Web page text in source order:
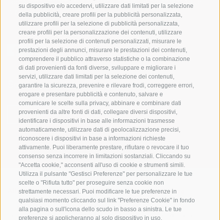
su dispositivo e/o accedervi, utilizzare dati limitati per la selezione
della pubblicità, creare profili per la pubblicità personalizzata,
utilizzare profili per la selezione di pubblicità personalizzata,
creare profili per la personalizzazione dei contenuti, utilizzare
profili per la selezione di contenuti personalizzati, misurare le
prestazioni degli annunci, misurare le prestazioni dei contenuti,
comprendere il pubblico attraverso statistiche o la combinazione
di dati provenienti da fonti diverse, sviluppare e migliorare i
servizi, utilizzare dati limitati per la selezione dei contenuti,
garantire la sicurezza, prevenire e rilevare frodi, correggere errori,
erogare e presentare pubblicità e contenuto, salvare e
comunicare le scelte sulla privacy, abbinare e combinare dati
provenienti da altre fonti di dati, collegare diversi dispositivi,
identificare i dispositivi in base alle informazioni trasmesse
automaticamente, utilizzare dati di geolocalizzazione precisi,
riconoscere i dispositivi in base a informazioni richieste
attivamente. Puoi liberamente prestare, rifiutare o revocare il tuo
consenso senza incorrere in limitazioni sostanziali. Cliccando su
"Accetta cookie," acconsenti all'uso di cookie e strumenti simili.
Utilizza il pulsante "Gestisci Preferenze" per personalizzare le tue
scelte o "Rifiuta tutto" per proseguire senza cookie non
strettamente necessari. Puoi modificare le tue preferenze in
qualsiasi momento cliccando sul link "Preferenze Cookie" in fondo
alla pagina o sull'icona dello scudo in basso a sinistra. Le tue
preferenze si applicheranno al solo dispositivo in uso.
Soc. coop. turistica Val Casies-Monguelfo-Tesido in Alto Adige
S. Martino 10a I-39030 Val Casies
Sempre informati e aggiornati!
NEWSLETTER
Alloggi
Hotel
Garni/B&B
Temi
La Regione
Attività
Service
Arrivo